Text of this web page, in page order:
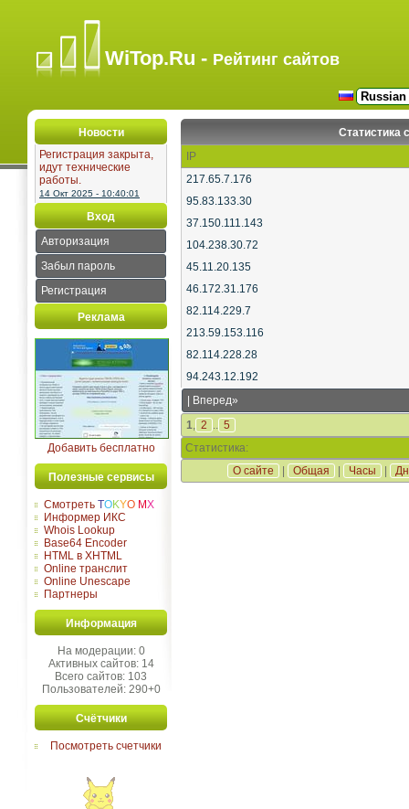
WiTop.Ru - Рейтинг сайтов
Новости
Регистрация закрыта,
идут технические
работы.
14 Окт 2025 - 10:40:01
Вход
Авторизация
Забыл пароль
Регистрация
Реклама
Добавить бесплатно
Полезные сервисы
Смотреть TOKYO MX
Информер ИКС
Whois Lookup
Base64 Encoder
HTML в XHTML
Online транслит
Online Unescape
Партнеры
Информация
На модерации: 0
Активных сайтов: 14
Всего сайтов: 103
Пользователей: 290+0
Счётчики
Посмотреть счетчики
Статистика
IP
217.65.7.176
95.83.133.30
37.150.111.143
104.238.30.72
45.11.20.135
46.172.31.176
82.114.229.7
213.59.153.116
82.114.228.28
94.243.12.192
Вперед»
1, 2 .. 5
Статистика:
О сайте
Общая Часы